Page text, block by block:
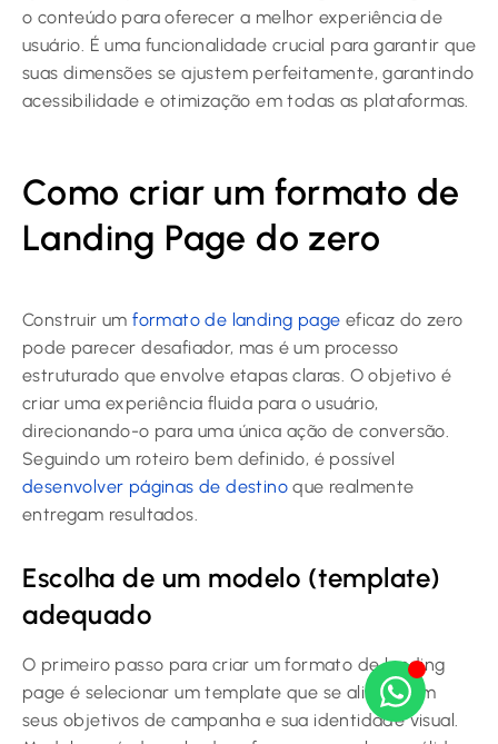
o conteúdo para oferecer a melhor experiência de
usuário. É uma funcionalidade crucial para garantir que
suas dimensões se ajustem perfeitamente, garantindo
acessibilidade e otimização em todas as plataformas.
Como criar um formato de
Landing Page do zero
Construir umformato de landing page eficaz do zero
pode parecer desafiador, mas é um processo
estruturado que envolve etapas claras. O objetivo é
criar uma experiência fluida para o usuário,
direcionando-o para uma única ação de conversão.
Seguindo um roteiro bem definido, é possível
desenvolver páginas de destino que realmente
entregam resultados.
Escolha de um modelo (template)
adequado
O primeiro passo para criar um formato de landing
page é selecionar um template que se alinhe com
seus objetivos de campanha e sua identidade visual.